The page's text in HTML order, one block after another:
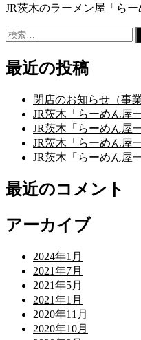
JR茨木のラーメン屋「ら
検
最近の投稿
閉店のお知らせ（事
JR茨木「らーめん屋
JR茨木「らーめん屋
JR茨木「らーめん屋
JR茨木「らーめん屋
最近のコメント
アーカイブ
2024年1月
2021年7月
2021年5月
2021年1月
2020年11月
2020年10月